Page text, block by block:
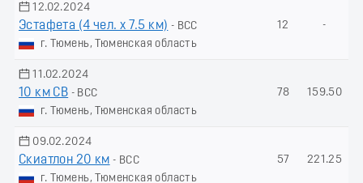
12.02.2024
Эстафета (4 чел. х 7.5 км) - ВСС
г. Тюмень, Тюменская область
12 -
11.02.2024
10 км СВ - ВСС
г. Тюмень, Тюменская область
78 159.50
09.02.2024
Скиатлон 20 км - ВСС
г. Тюмень, Тюменская область
57 221.25